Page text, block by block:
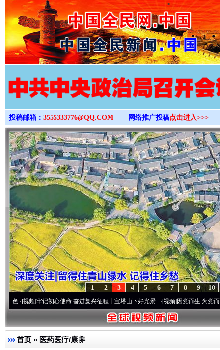
>
投稿邮箱： 3555333776@QQ.COM 网络推广投稿点击进入>>>
10
9
8
7
6
5
4
3
2
1
牢记初心使命 奋进复兴征程丨宝塔山下好光景..·[视频]因党而生 为党而战——百年
首页 » 医药医疗/康养